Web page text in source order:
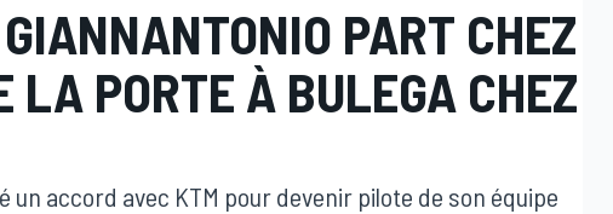
PART CHEZ
LA PORTE À BULEGA CHEZ
un accord avec KTM pour devenir pilote de son équipe